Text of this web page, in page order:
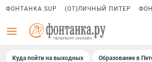
ФОНТАНКА SUP (ОТ)ЛИЧНЫЙ ПИТЕР
Куда пойти на выходных Образование в